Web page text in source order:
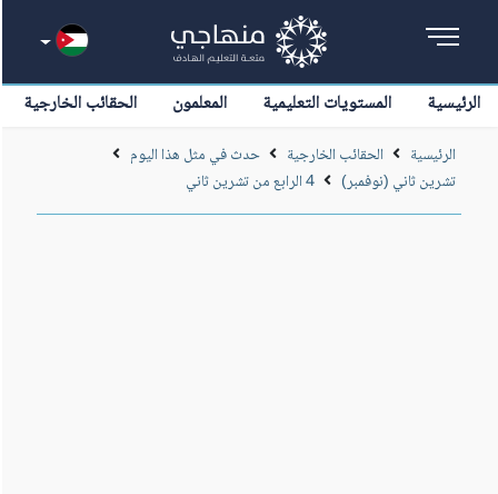
الرئيسية المستويات التعليمية المعلمون الحقائب الخارجية
الرئيسية الحقائب الخارجية
حدث في مثل هذا اليوم
تشرين ثاني (نوفمبر)
4 الرابع من تشرين ثاني